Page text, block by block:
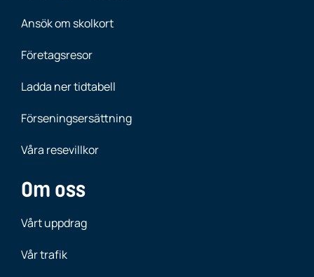
Ansök om skolkort
Företagsresor
Ladda ner tidtabell
Förseningsersättning
Våra resevillkor
Om oss
Vårt uppdrag
Vår trafik